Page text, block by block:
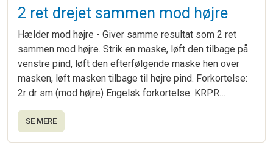
2 ret drejet sammen mod højre
Hælder mod højre - Giver samme resultat som 2 ret
sammen mod højre. Strik en maske, løft den tilbage på
venstre pind, løft den efterfølgende maske hen over
masken, løft masken tilbage til højre pind. Forkortelse:
2r dr sm (mod højre) Engelsk forkortelse: KRPR…
SE MERE